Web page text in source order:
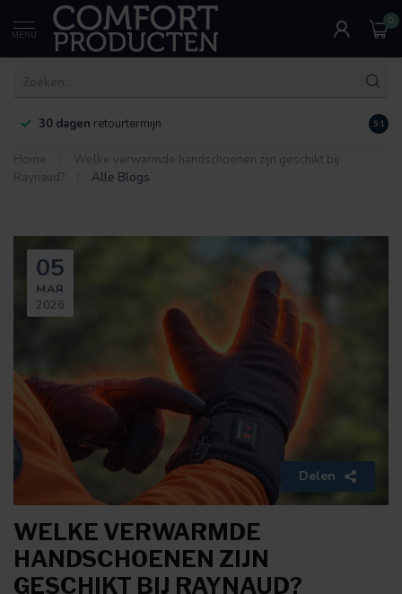
MENU
0
30 dagen retourtermijn 9.1
Home
Welke verwarmde handschoenen zijn geschikt bij
Raynaud?
Alle Blogs
05
MAR
2026
Delen
WELKE VERWARMDE
HANDSCHOENEN ZIJN
GESCHIKT BIJ RAYNAUD?